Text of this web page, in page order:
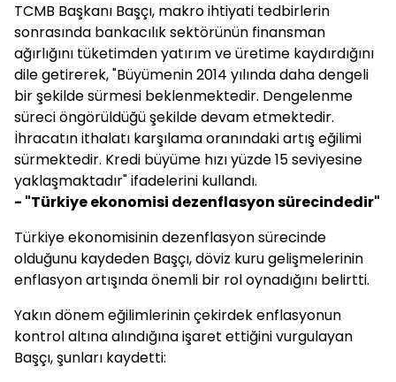
TCMB Başkanı Başçı, makro ihtiyati tedbirlerin
sonrasında bankacılık sektörünün finansman
ağırlığını tüketimden yatırım ve üretime kaydırdığını
dile getirerek, "Büyümenin 2014 yılında daha dengeli
bir şekilde sürmesi beklenmektedir. Dengelenme
süreci öngörüldüğü şekilde devam etmektedir.
İhracatın ithalatı karşılama oranındaki artış eğilimi
sürmektedir. Kredi büyüme hızı yüzde 15 seviyesine
yaklaşmaktadır" ifadelerini kullandı.
- "Türkiye ekonomisi dezenflasyon sürecindedir"
Türkiye ekonomisinin dezenflasyon sürecinde
olduğunu kaydeden Başçı, döviz kuru gelişmelerinin
enflasyon artışında önemli bir rol oynadığını belirtti.
Yakın dönem eğilimlerinin çekirdek enflasyonun
kontrol altına alındığına işaret ettiğini vurgulayan
Başçı, şunları kaydetti: